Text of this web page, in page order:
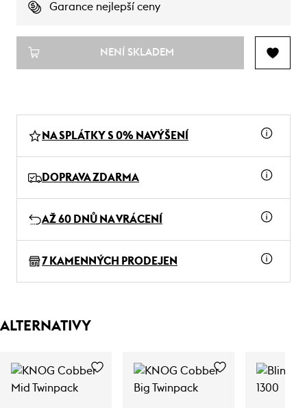
Garance nejlepší ceny
NENÍ SKLADEM
NA SPLÁTKY S 0% NAVÝŠENÍ
DOPRAVA ZDARMA
AŽ 60 DNŮ NA VRÁCENÍ
7 KAMENNÝCH PRODEJEN
ALTERNATIVY